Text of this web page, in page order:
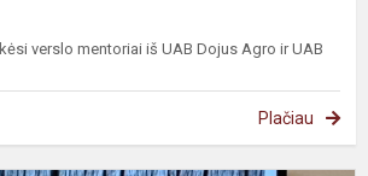
verslo mentoriai iš UAB Dojus Agro ir UAB
Plačiau